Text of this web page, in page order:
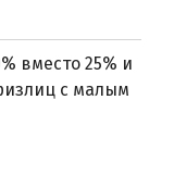
вместо 25% и
с малым